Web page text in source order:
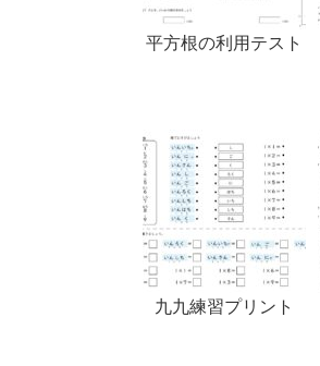
平方根の利用テスト
九九練習プリント